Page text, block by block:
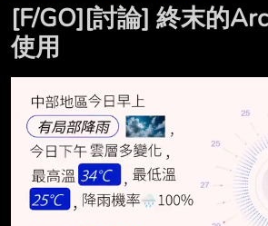
[F/GO][討論] 終末的
使用